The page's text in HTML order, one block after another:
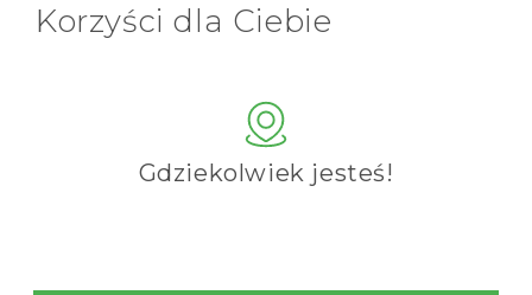
Korzyści dla Ciebie
Gdziekolwiek jesteś!